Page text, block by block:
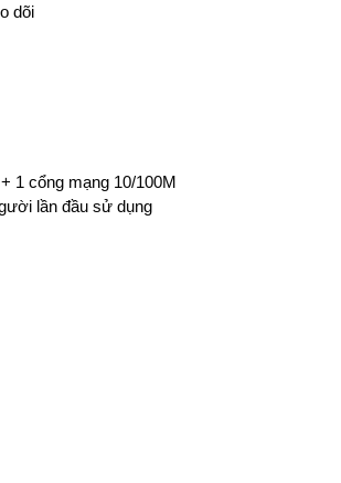
dõi
1 cổng mạng 10/100M
lần đầu sử dụng